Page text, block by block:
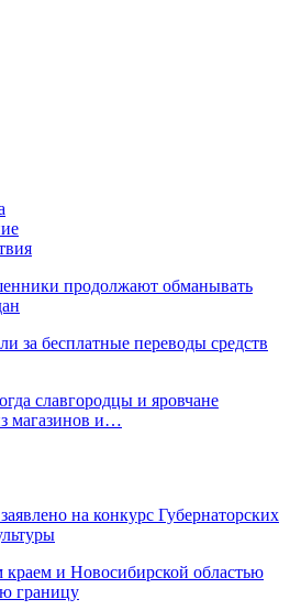
продолжают обманывать
за бесплатные переводы средств
славгородцы и яровчане
магазинов и…
на конкурс Губернаторских
и Новосибирской областью
границу